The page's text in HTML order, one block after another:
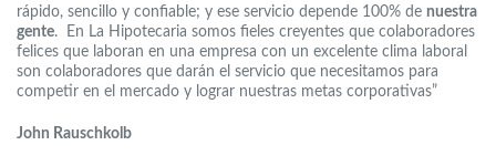
rápido, sencillo y confiable; y ese servicio depende 100% de nuestra
gente. En La Hipotecaria somos fieles creyentes que colaboradores
felices que laboran en una empresa con un excelente clima laboral
son colaboradores que darán el servicio que necesitamos para
competir en el mercado y lograr nuestras metas corporativas”
John Rauschkolb